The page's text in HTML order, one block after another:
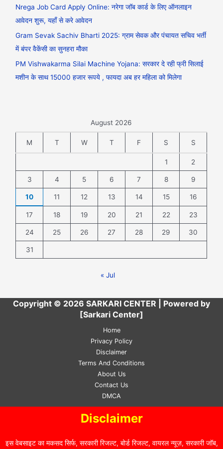
Nrega Job Card Apply Online: नरेगा जॉब कार्ड के लिए ऑनलाइन
आवेदन शुरू, यहाँ से करे आवेदन
Gram Sevak Sachiv Bharti 2025: ग्राम सेवक और पंचायत सचिव भर्ती
में बंपर वैकेंसी का सुनहरा मौका
PM Vishwakarma Silai Machine Yojana: सरकार दे रही फ्री सिलाई
मशीन के साथ 15000 हजार रूपये , फायदा अब हर महिला को मिलेगा
August 2026
M T W T F S S
1 2
3 4 5 6 7 8 9
10 11 12 13 14 15 16
17 18 19 20 21 22 23
24 25 26 27 28 29 30
31
« Jul
Copyright © 2026 SARKARI CENTER | Powered by
[Sarkari Center]
Home
Privacy Policy
Disclaimer
Terms And Conditions
About Us
Contact Us
DMCA
Disclaimer
इस वेबसाइट का मकसद सिर्फ, सरकारी रिजल्ट, बोर्ड रिजल्ट, वायरल न्यूज़, सरकारी जॉब,